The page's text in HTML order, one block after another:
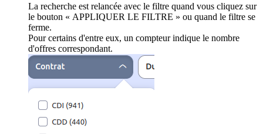
La recherche est relancée avec le filtre quand vous cliquez sur
le bouton « APPLIQUER LE FILTRE » ou quand le filtre se
ferme.
Pour certains d'entre eux, un compteur indique le nombre
d'offres correspondant.